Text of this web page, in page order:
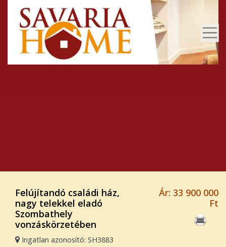
Felújítandó családi ház,
nagy telekkel eladó
Szombathely
vonzáskörzetében
Ingatlan azonosító: SH3883
Ár: 33 900 000
Ft